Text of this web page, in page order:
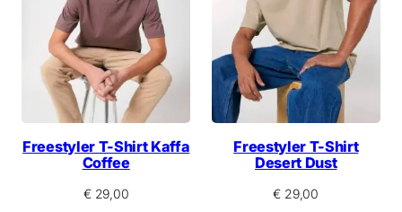
Freestyler T-Shirt Kaffa
Coffee
€29,00
Freestyler T-Shirt
Desert Dust
€ 29,00